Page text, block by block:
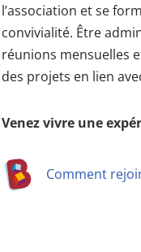
l’association et se
convivialité. Être
réunions mensuelles
des projets en lien
Venez vivre une
Comment